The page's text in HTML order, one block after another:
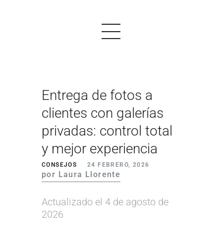
PRODUCTOS
EJEMPLOS
OPINIONES
PRECIOS
LOGIN
EMPEZAR AHORA
Entrega de fotos a
clientes con galerías
privadas: control total
y mejor experiencia
CONSEJOS 24 FEBRERO, 2026
por Laura Llorente
Actualizado el 4 de agosto de
2026